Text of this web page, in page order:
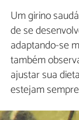
Um girino
de se
adaptando-se
também
ajustar sua
estejam